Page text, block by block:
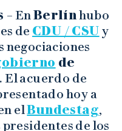
– EnBerlínhubo
de CDU / CSU y
de
El acuerdo de
hoy a
elBundestag,
de los